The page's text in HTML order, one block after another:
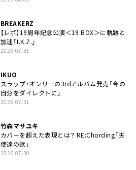
BREAKERZ
【レポ】19周年記念公演＜19 BOX＞に軌跡と
加速「I.K.Z.」
2026.07.31
IKUO
スラップ・オンリーの3rdアルバム発売「今の
自分をダイレクトに」
2026.07.31
竹森マサユキ
カバーを超えた表現とは？ RE:Chording「天
使達の歌」
2026.07.30